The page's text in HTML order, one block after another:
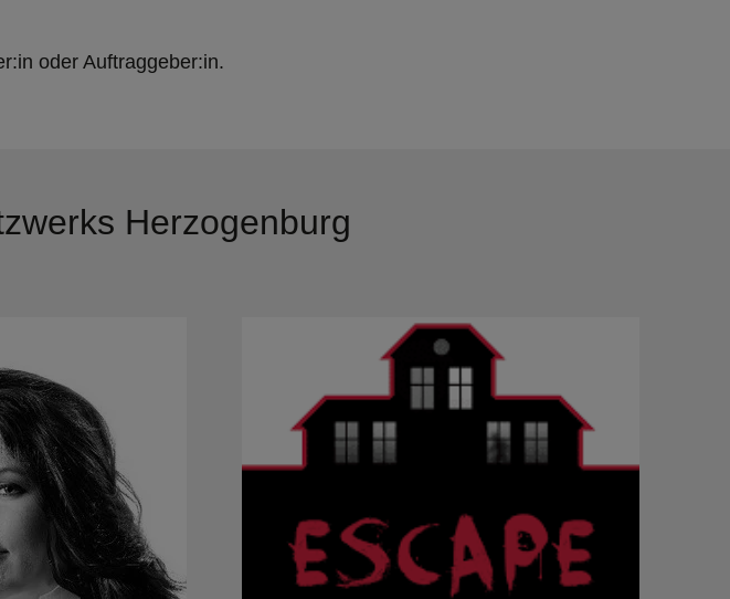
oder Auftraggeber:in.
Herzogenburg